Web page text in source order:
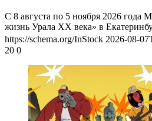
С 8 августа по 5 ноября 2026 года
жизнь Урала ХХ века» в
https://schema.org/InStock 2026-08-
20 0